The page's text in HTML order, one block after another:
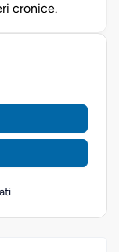
cronice.